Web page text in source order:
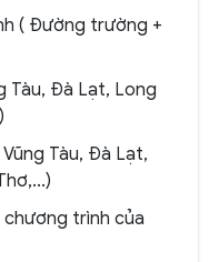
( Đường trường +
Tàu, Đà Lạt, Long
Tàu, Đà Lạt,
trình của